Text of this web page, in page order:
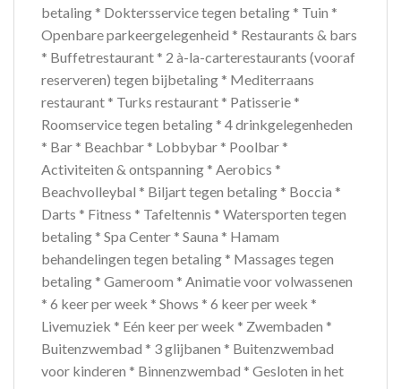
betaling * Doktersservice tegen betaling * Tuin *
Openbare parkeergelegenheid * Restaurants & bars
* Buffetrestaurant * 2 à-la-carterestaurants (vooraf
reserveren) tegen bijbetaling * Mediterraans
restaurant * Turks restaurant * Patisserie *
Roomservice tegen betaling * 4 drinkgelegenheden
* Bar * Beachbar * Lobbybar * Poolbar *
Activiteiten & ontspanning * Aerobics *
Beachvolleybal * Biljart tegen betaling * Boccia *
Darts * Fitness * Tafeltennis * Watersporten tegen
betaling * Spa Center * Sauna * Hamam
behandelingen tegen betaling * Massages tegen
betaling * Gameroom * Animatie voor volwassenen
* 6 keer per week * Shows * 6 keer per week *
Livemuziek * Eén keer per week * Zwembaden *
Buitenzwembad * 3 glijbanen * Buitenzwembad
voor kinderen * Binnenzwembad * Gesloten in het